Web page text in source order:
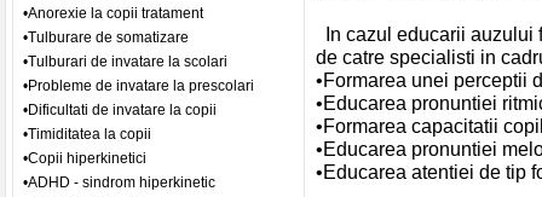
•Anorexie la copii tratament
•Tulburare de somatizare
•Tulburari de invatare la scolari
•Probleme de invatare la prescolari
•Dificultati de invatare la copii
•Timiditatea la copii
•Copii hiperkinetici
•ADHD - sindrom hiperkinetic
In cazul educarii auzului
de catre specialisti in
•Formarea unei perceptii
•Educarea pronuntiei
•Formarea capacitatii
•Educarea pronuntiei
•Educarea atentiei de tip